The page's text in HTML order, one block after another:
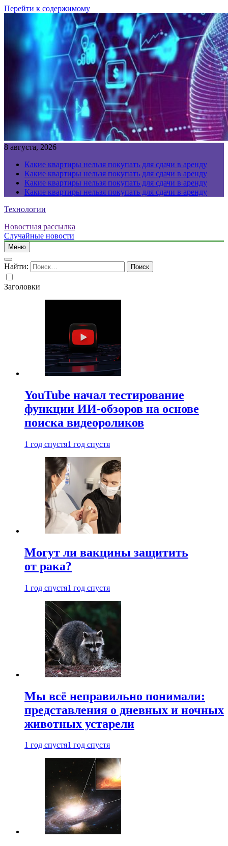
Перейти к содержимому
8 августа, 2026
Какие квартиры нельзя покупать для сдачи в аренду
Какие квартиры нельзя покупать для сдачи в аренду
Какие квартиры нельзя покупать для сдачи в аренду
Какие квартиры нельзя покупать для сдачи в аренду
Технологии
Новостная рассылка
Случайные новости
Меню
Найти:
Заголовки
YouTube начал тестирование
функции ИИ-обзоров на основе
поиска видеороликов
1 год спустя1 год спустя
Могут ли вакцины защитить
от рака?
1 год спустя1 год спустя
Мы всё неправильно понимали:
представления о дневных и ночных
животных устарели
1 год спустя1 год спустя